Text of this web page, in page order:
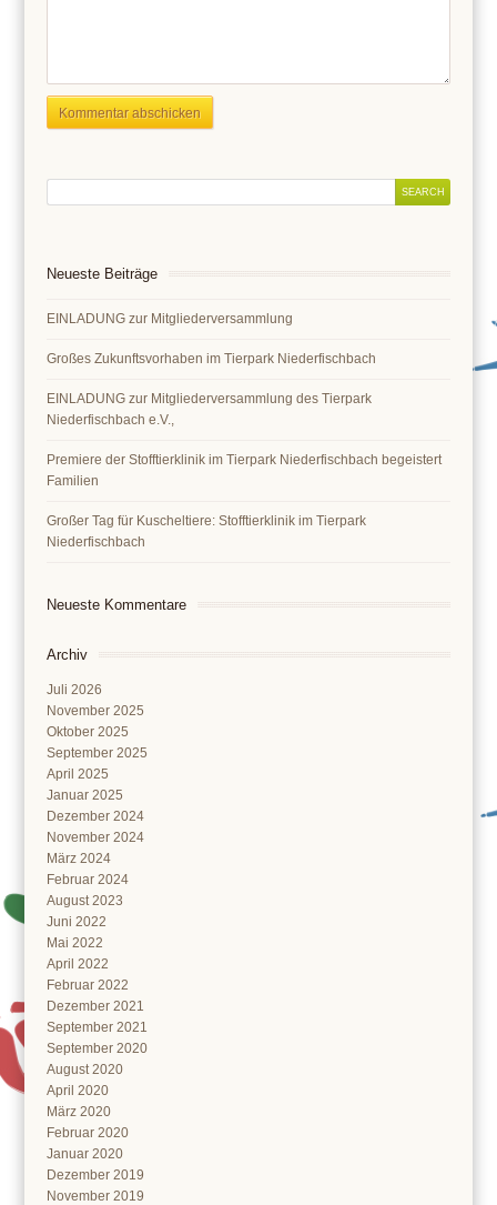
Neueste Beiträge
EINLADUNG zur Mitgliederversammlung
Großes Zukunftsvorhaben im Tierpark Niederfischbach
EINLADUNG zur Mitgliederversammlung des Tierpark
Niederfischbach e.V.,
Premiere der Stofftierklinik im Tierpark Niederfischbach begeistert
Familien
Großer Tag für Kuscheltiere: Stofftierklinik im Tierpark
Niederfischbach
Neueste Kommentare
Archiv
Juli 2026
November 2025
Oktober 2025
September 2025
April 2025
Januar 2025
Dezember 2024
November 2024
März 2024
Februar 2024
August 2023
Juni 2022
Mai 2022
April 2022
Februar 2022
Dezember 2021
September 2021
September 2020
August 2020
April 2020
März 2020
Februar 2020
Januar 2020
Dezember 2019
November 2019